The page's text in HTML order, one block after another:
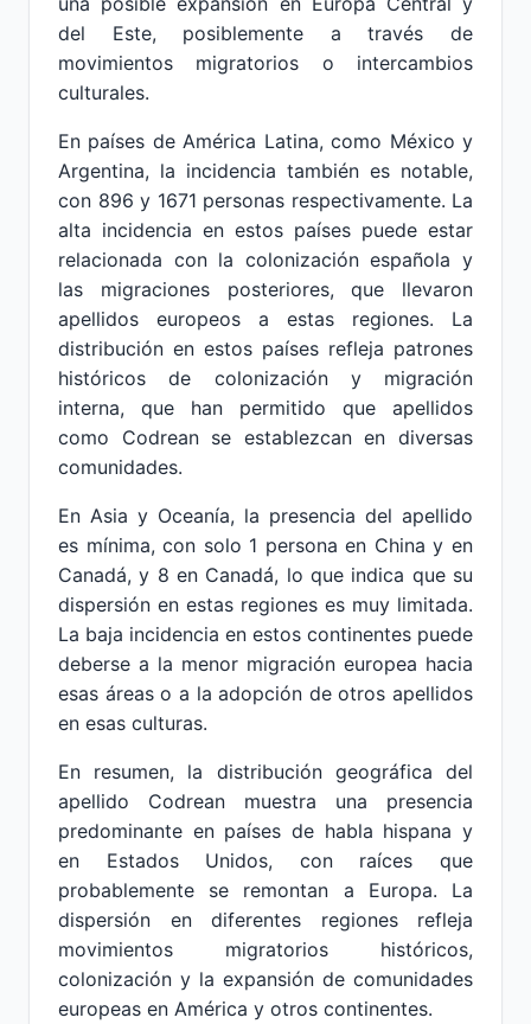
del Este, posiblemente a través de
movimientos migratorios o intercambios
culturales.
En países de América Latina, como México y
Argentina, la incidencia también es notable,
con 896 y 1671 personas respectivamente. La
alta incidencia en estos países puede estar
relacionada con la colonización española y
las migraciones posteriores, que llevaron
apellidos europeos a estas regiones. La
distribución en estos países refleja patrones
históricos de colonización y migración
interna, que han permitido que apellidos
como Codrean se establezcan en diversas
comunidades.
En Asia y Oceanía, la presencia del apellido
es mínima, con solo 1 persona en China y en
Canadá, y 8 en Canadá, lo que indica que su
dispersión en estas regiones es muy limitada.
La baja incidencia en estos continentes puede
deberse a la menor migración europea hacia
esas áreas o a la adopción de otros apellidos
en esas culturas.
En resumen, la distribución geográfica del
apellido Codrean muestra una presencia
predominante en países de habla hispana y
en Estados Unidos, con raíces que
probablemente se remontan a Europa. La
dispersión en diferentes regiones refleja
movimientos migratorios históricos,
colonización y la expansión de comunidades
europeas en América y otros continentes.